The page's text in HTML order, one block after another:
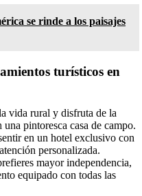
se rinde a los paisajes
turísticos en
vida rural y disfruta de la
pintoresca casa de campo.
en un hotel exclusivo con
personalizada.
mayor independencia,
equipado con todas las